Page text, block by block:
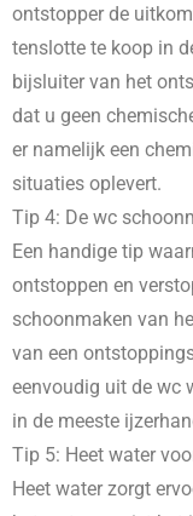
ontstopper de
tenslotte te koop in
bijsluiter van het
dat u geen
er namelijk een
situaties oplevert.
Tip 4: De wc
Een handige tip
ontstoppen en
schoonmaken van
van een
eenvoudig uit de wc
in de meeste
Tip 5: Heet water
Heet water zorgt